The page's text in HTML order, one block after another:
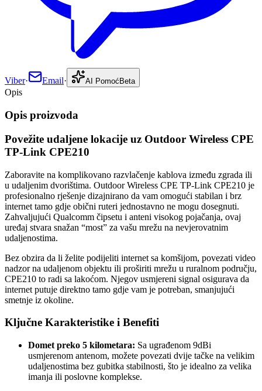
Viber· Email· AI Pomoć Beta
Opis
Opis proizvoda
Povežite udaljene lokacije uz Outdoor Wireless CPE
TP-Link CPE210
Zaboravite na komplikovano razvlačenje kablova između zgrada ili
u udaljenim dvorištima. Outdoor Wireless CPE TP-Link CPE210 je
profesionalno rješenje dizajnirano da vam omogući stabilan i brz
internet tamo gdje obični ruteri jednostavno ne mogu dosegnuti.
Zahvaljujući Qualcomm čipsetu i anteni visokog pojačanja, ovaj
uređaj stvara snažan “most” za vašu mrežu na nevjerovatnim
udaljenostima.
Bez obzira da li želite podijeliti internet sa komšijom, povezati video
nadzor na udaljenom objektu ili proširiti mrežu u ruralnom području,
CPE210 to radi sa lakoćom. Njegov usmjereni signal osigurava da
internet putuje direktno tamo gdje vam je potreban, smanjujući
smetnje iz okoline.
Ključne Karakteristike i Benefiti
Domet preko 5 kilometara: Sa ugrađenom 9dBi
usmjerenom antenom, možete povezati dvije tačke na velikim
udaljenostima bez gubitka stabilnosti, što je idealno za velika
imanja ili poslovne komplekse.